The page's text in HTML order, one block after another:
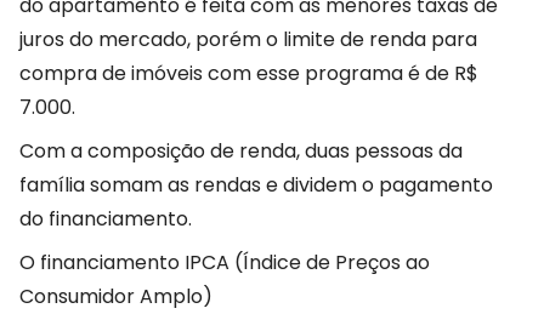
juros do mercado, porém o limite de renda para
compra de imóveis com esse programa é de R$
7.000.
Com a composição de renda, duas pessoas da
família somam as rendas e dividem o pagamento
do financiamento.
O financiamento IPCA (Índice de Preços ao
Consumidor Amplo)